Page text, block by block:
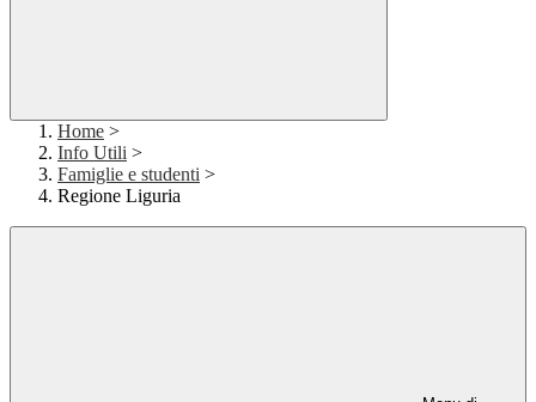
Home >
Info Utili >
Famiglie e studenti >
Regione Liguria